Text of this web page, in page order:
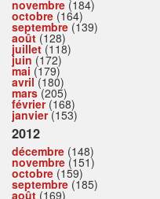
novembre (184)
octobre (164)
septembre (139)
août (128)
juillet(118)
juin (172)
mai (179)
avril(180)
mars(205)
février(168)
janvier(153)
2012
décembre (148)
novembre (151)
octobre (159)
septembre (185)
août (169)